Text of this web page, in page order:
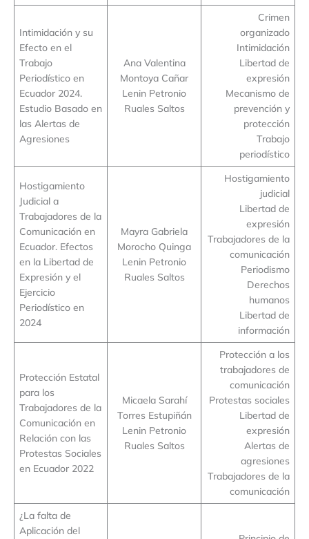
Intimidación y su
Efecto en el
Trabajo
Periodístico en
Ecuador 2024.
Estudio Basado en
las Alertas de
Agresiones
Ana Valentina
Montoya Cañar
Lenin Petronio
Ruales Saltos
Crimen
organizado
Intimidación
Libertad de
expresión
Mecanismo de
prevención y
protección
Trabajo
periodístico
Hostigamiento
Judicial a
Trabajadores de la
Comunicación en
Ecuador. Efectos
en la Libertad de
Expresión y el
Ejercicio
Periodístico en
2024
Mayra Gabriela
Morocho Quinga
Lenin Petronio
Ruales Saltos
Hostigamiento
judicial
Libertad de
expresión
Trabajadores de la
comunicación
Periodismo
Derechos
humanos
Libertad de
información
Protección Estatal
para los
Trabajadores de la
Comunicación en
Relación con las
Protestas Sociales
en Ecuador 2022
Micaela Sarahí
Torres Estupiñán
Lenin Petronio
Ruales Saltos
Protección a los
trabajadores de
comunicación
Protestas sociales
Libertad de
expresión
Alertas de
agresiones
Trabajadores de la
comunicación
¿La falta de
Aplicación del